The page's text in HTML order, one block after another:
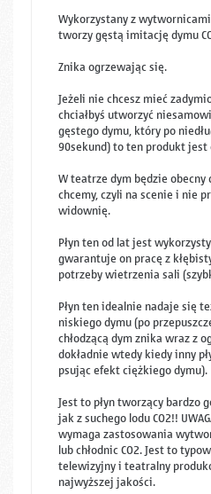
Wykorzystany z
tworzy gęstą imitację dymu
Znika ogrzewając się.
Jeżeli nie chcesz mieć
chciałbyś utworzyć
gęstego dymu, który po
90sekund) to ten produkt jest
W teatrze dym będzie obecny
chcemy, czyli na scenie i nie
widownię.
Płyn ten od lat jest
gwarantuje on pracę z
potrzeby wietrzenia sali
Płyn ten idealnie nadaje się
niskiego dymu (po
chłodzącą dym znika wraz z
dokładnie wtedy kiedy inny
psując efekt ciężkiego dymu).
Jest to płyn tworzący bardzo
jak z suchego lodu CO2!!
wymaga zastosowania
lub chłodnic CO2. Jest to
telewizyjny i teatralny
najwyższej jakości.